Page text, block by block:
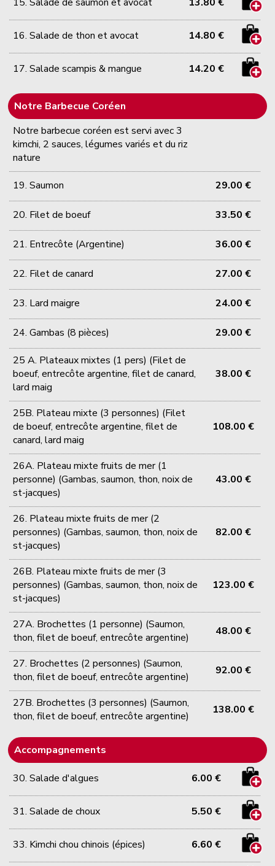
16. Salade de thon et avocat 14.80 €
17. Salade scampis & mangue 14.20 €
Notre Barbecue Coréen
Notre barbecue coréen est servi avec 3
kimchi, 2 sauces, légumes variés et du riz
nature
19. Saumon 29.00 €
20. Filet de boeuf 33.50 €
21. Entrecôte (Argentine) 36.00 €
22. Filet de canard 27.00 €
23. Lard maigre 24.00 €
24. Gambas (8 pièces) 29.00 €
25 A. Plateaux mixtes (1 pers) (Filet de
boeuf, entrecôte argentine, filet de canard,
lard maig
38.00 €
25B. Plateau mixte (3 personnes) (Filet
de boeuf, entrecôte argentine, filet de
canard, lard maig
108.00 €
26A. Plateau mixte fruits de mer (1
personne) (Gambas, saumon, thon, noix de
st-jacques)
43.00 €
26. Plateau mixte fruits de mer (2
personnes) (Gambas, saumon, thon, noix de
st-jacques)
82.00 €
26B. Plateau mixte fruits de mer (3
personnes) (Gambas, saumon, thon, noix de
st-jacques)
123.00 €
27A. Brochettes (1 personne) (Saumon,
thon, filet de boeuf, entrecôte argentine)
48.00 €
27. Brochettes (2 personnes) (Saumon,
thon, filet de boeuf, entrecôte argentine)
92.00 €
27B. Brochettes (3 personnes) (Saumon,
thon, filet de boeuf, entrecôte argentine)
138.00 €
Accompagnements
30. Salade d'algues 6.00 €
31. Salade de choux 5.50 €
33. Kimchi chou chinois (épices) 6.60 €